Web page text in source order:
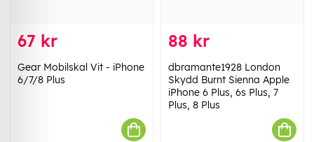
67 kr
Gear Mobilskal Vit - iPhone
6/7/8 Plus
88 kr
dbramante1928 London
Skydd Burnt Sienna Apple
iPhone 6 Plus, 6s Plus, 7
Plus, 8 Plus